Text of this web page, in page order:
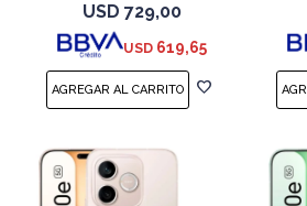
USD 729,00
USD 619,65